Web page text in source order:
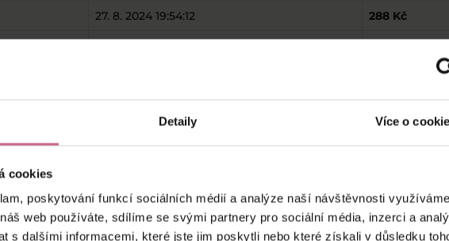
Detaily Více o
cookies
poskytování funkcí sociálních médií a analýze naší návštěvnosti
web používáte, sdílíme se svými partnery pro sociální média, inzerci a
s dalšími informacemi, které jste jim poskytli nebo které získali v důsledku
27. 8. 2024 19:54:12 288 Kč